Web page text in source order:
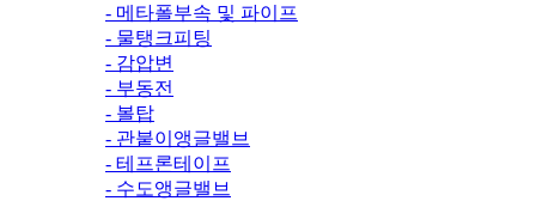
- 메타폴부속 및 파이프
- 물탱크피팅
- 감압변
- 부동전
- 볼탑
- 관붙이앵글밸브
- 테프론테이프
- 수도앵글밸브